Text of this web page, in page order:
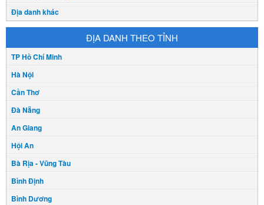
Địa danh khác
ĐỊA DANH THEO TỈNH
TP Hồ Chí Minh
Hà Nội
Cần Thơ
Đà Nẵng
An Giang
Hội An
Bà Rịa - Vũng Tàu
Bình Định
Bình Dương